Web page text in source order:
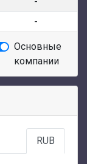
-
Основные
компании
RUB